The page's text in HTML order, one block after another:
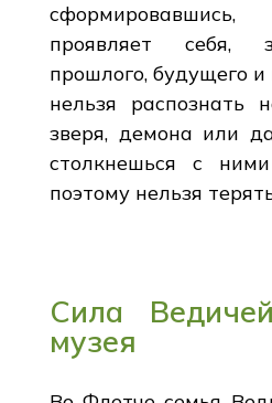
проявляет себя,
прошлого, будущего
нельзя распознать
зверя, демона или
столкнешься с
поэтому нельзя
Сила
музея